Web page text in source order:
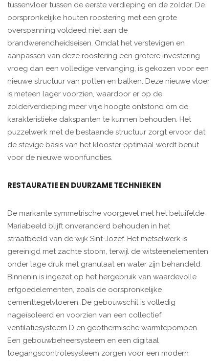
tussenvloer tussen de eerste verdieping en de zolder. De
oorspronkelijke houten roostering met een grote
overspanning voldeed niet aan de
brandwerendheidseisen. Omdat het verstevigen en
aanpassen van deze roostering een grotere investering
vroeg dan een volledige vervanging, is gekozen voor een
nieuwe structuur van potten en balken. Deze nieuwe vloer
is meteen lager voorzien, waardoor er op de
zolderverdieping meer vrije hoogte ontstond om de
karakteristieke dakspanten te kunnen behouden. Het
puzzelwerk met de bestaande structuur zorgt ervoor dat
de stevige basis van het klooster optimaal wordt benut
voor de nieuwe woonfuncties.
RESTAURATIE EN DUURZAME TECHNIEKEN
De markante symmetrische voorgevel met het beluifelde
Mariabeeld blijft onveranderd behouden in het
straatbeeld van de wijk Sint-Jozef. Het metselwerk is
gereinigd met zachte stoom, terwijl de witsteenelementen
onder lage druk met granulaat en water zijn behandeld.
Binnenin is ingezet op het hergebruik van waardevolle
erfgoedelementen, zoals de oorspronkelijke
cementtegelvloeren. De gebouwschil is volledig
nageïsoleerd en voorzien van een collectief
ventilatiesysteem D en geothermische warmtepompen.
Een gebouwbeheersysteem en een digitaal
toegangscontrolesysteem zorgen voor een modern